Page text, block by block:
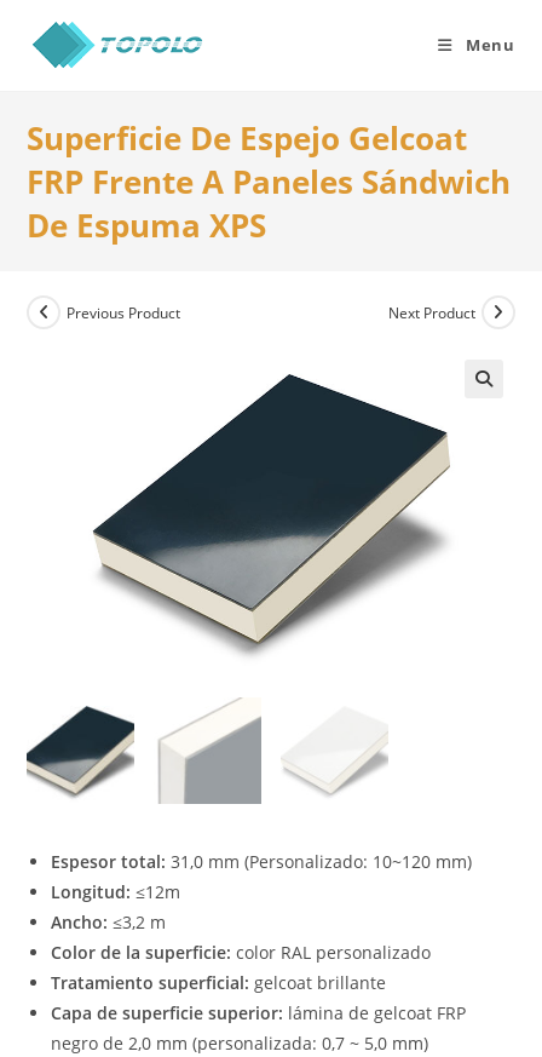
content
Menu
Superficie De Espejo Gelcoat
FRP Frente A Paneles Sándwich
De Espuma XPS
Previous Product Next Product
Espesor total: 31,0 mm (Personalizado: 10~120 mm)
Longitud: ≤12m
Ancho: ≤3,2 m
Color de la superficie: color RAL personalizado
Tratamiento superficial: gelcoat brillante
Capa de superficie superior: lámina de gelcoat FRP
negro de 2,0 mm (personalizada: 0,7 ~ 5,0 mm)